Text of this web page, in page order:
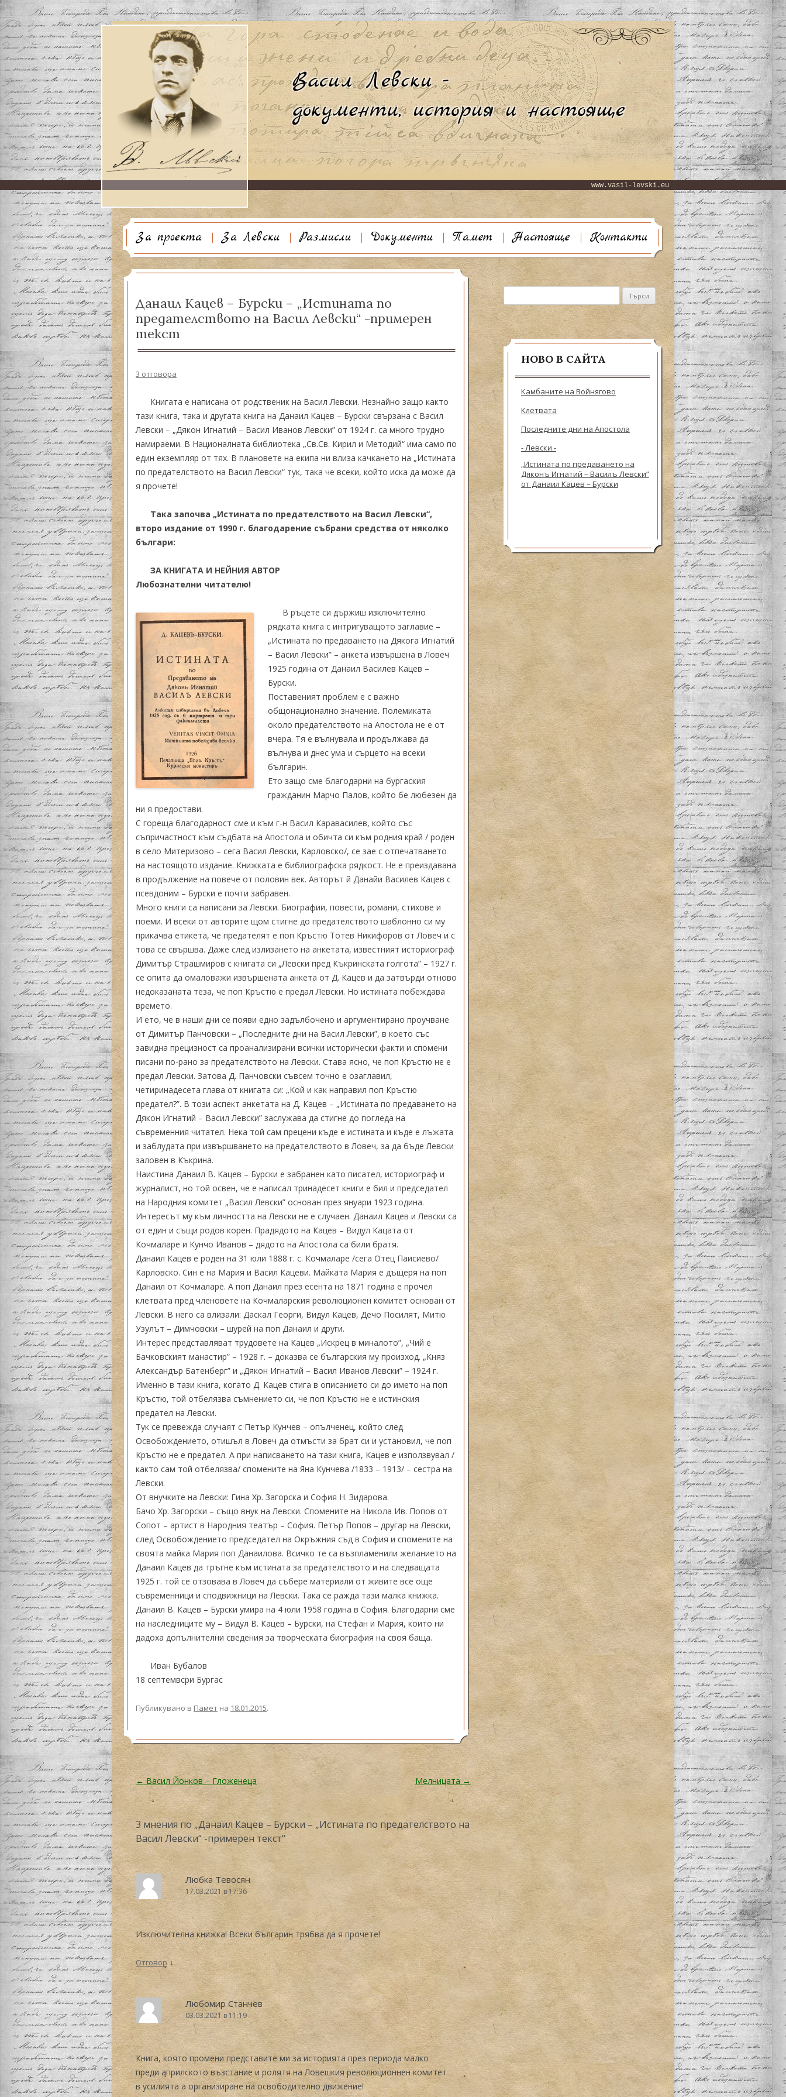
www.vasil-levski.eu
Към съдържанието
За проекта За Левски
Биография
Сподвижници
Размисли Документи Памет
Галерия
Настояще Контакти
Данаил Кацев – Бурски – „Истината по
предателството на Васил Левски“ -примерен
текст
3 отговора
Книгата е написана от родственик на Васил Левски. Незнайно защо както
тази книга, така и другата книга на Данаил Кацев – Бурски свързана с Васил
Левски – „Дякон Игнатий – Васил Иванов Левски” от 1924 г. са много трудно
намираеми. В Националната библиотека „Св.Св. Кирил и Методий“ има само по
един екземпляр от тях. В плановете на екипа ни влиза качкането на „Истината
по предателството на Васил Левски“ тук, така че всеки, който иска да може да
я прочете!
Така започва „Истината по предателството на Васил Левски“,
второ издание от 1990 г. благодарение събрани средства от няколко
българи:
ЗА КНИГАТА И НЕЙНИЯ АВТОР
Любознателни читателю!
В ръцете си държиш изключително
рядката книга с интригуващото заглавие –
„Истината по предаването на Дякога Игнатий
– Васил Левски” – анкета извършена в Ловеч
1925 година от Данаил Василев Кацев –
Бурски.
Поставеният проблем е с важно
общонационално значение. Полемиката
около предателството на Апостола не е от
вчера. Тя е вълнувала и продължава да
вълнува и днес ума и сърцето на всеки
българин.
Ето защо сме благодарни на бургаския
гражданин Марчо Палов, който бе любезен да
ни я предостави.
С гореща благодарност сме и към г-н Васил Каравасилев, който със
съпричастност към съдбата на Апостола и обичта си към родния край / роден
в село Митеризово – сега Васил Левски, Карловско/, се зае с отпечатването
на настоящото издание. Книжката е библиографска рядкост. Не е преиздавана
в продължение на повече от половин век. Авторът й Данайи Василев Кацев с
псевдоним – Бурски е почти забравен.
Много книги са написани за Левски. Биографии, повести, романи, стихове и
поеми. И всеки от авторите щом стигне до предателството шаблонно си му
прикачва етикета, че предателят е поп Кръстю Тотев Никифоров от Ловеч и с
това се свършва. Даже след излизането на анкетата, известният историограф
Димитър Страшмиров с книгата си „Левски пред Къкринската голгота” – 1927 г.
се опита да омаловажи извършената анкета от Д. Кацев и да затвърди отново
недоказаната теза, че поп Кръстю е предал Левски. Но истината побеждава
времето.
И ето, че в наши дни се появи едно задълбочено и аргументирано проучване
от Димитър Панчовски – „Последните дни на Васил Левски”, в което със
завидна прецизност са проанализирани всички исторически факти и спомени
писани по-рано за предателството на Левски. Става ясно, че поп Кръстю не е
предал Левски. Затова Д. Панчовски съвсем точно е озаглавил,
четиринадесета глава от книгата си: „Кой и как направил поп Кръстю
предател?”. В този аспект анкетата на Д. Кацев – „Истината по предаването на
Дякон Игнатий – Васил Левски” заслужава да стигне до погледа на
съвременния читател. Нека той сам прецени къде е истината и къде е лъжата
и заблудата при извършването на предателството в Ловеч, за да бъде Левски
заловен в Къкрина.
Наистина Данаил В. Кацев – Бурски е забранен като писател, историограф и
журналист, но той освен, че е написал тринадесет книги е бил и председател
на Народния комитет „Васил Левски” основан през януари 1923 година.
Интересът му към личността на Левски не е случаен. Данаил Кацев и Левски са
от един и същи родов корен. Прадядото на Кацев – Видул Кацата от
Кочмаларе и Кунчо Иванов – дядото на Апостола са били братя.
Данаил Кацев е роден на 31 юли 1888 г. с. Кочмаларе /сега Отец Паисиево/
Карловско. Син е на Мария и Васил Кацеви. Майката Мария е дъщеря на поп
Данаил от Кочмаларе. А поп Данаил през есента на 1871 година е прочел
клетвата пред членовете на Кочмаларския революционен комитет основан от
Левски. В него са влизали: Даскал Георги, Видул Кацев, Дечо Посилят, Митю
Узулът – Димчовски – шурей на поп Данаил и други.
Интерес представляват трудовете на Кацев „Искрец в миналото”, „Чий е
Бачковският манастир” – 1928 г. – доказва се българския му произход. „Княз
Александър Батенберг” и „Дякон Игнатий – Васил Иванов Левски” – 1924 г.
Именно в тази книга, когато Д. Кацев стига в описанието си до името на поп
Кръстю, той отбелязва съмнението си, че поп Кръстю не е истинския
предател на Левски.
Тук се превежда случаят с Петър Кунчев – опълченец, който след
Освобождението, отишъл в Ловеч да отмъсти за брат си и установил, че поп
Кръстю не е предател. А при написването на тази книга, Кацев е използвувал /
както сам той отбелязва/ спомените на Яна Кунчева /1833 – 1913/ – сестра на
Левски.
От внучките на Левски: Гина Хр. Загорска и София Н. Зидарова.
Бачо Хр. Загорски – също внук на Левски. Спомените на Никола Ив. Попов от
Сопот – артист в Народния театър – София. Петър Попов – другар на Левски,
след Освобождението председател на Окръжния съд в София и спомените на
своята майка Мария поп Данаилова. Всичко те са възпламенили желанието на
Данаил Кацев да тръгне към истината за предателството и на следващата
1925 г. той се отзовава в Ловеч да събере материали от живите все още
съвременници и сподвижници на Левски. Така се ражда тази малка книжка.
Данаил В. Кацев – Бурски умира на 4 юли 1958 година в София. Благодарни сме
на наследниците му – Видул В. Кацев – Бурски, на Стефан и Мария, които ни
дадоха допълнителни сведения за творческата биография на своя баща.
Иван Бубалов
18 септемвсри Бургас
Публикувано в Памет на 18.01.2015.
Навигация в публикациите
←Васил Йонков – Гложенеца Мелницата→
3 мнения по „Данаил Кацев – Бурски – „Истината по предателството на
Васил Левски“ -примерен текст“
Любка Тевосян
17.03.2021 в 17:36
Изключителна книжка! Всеки българин трябва да я прочете!
Отговор ↓
Любомир Станчев
03.03.2021 в 11:19
Книга, която промени представите ми за историята през периода малко
преди априлското възстание и ролятя на Ловешкия революционнен комитет
в усилията а организиране на освободително движение!
НОВО В САЙТА
Камбаните на Войнягово
Клетвата
Последните дни на Апостола
- Левски -
„Истината по предаването на
Дяконъ Игнатий – Василъ Левски”
от Данаил Кацев – Бурски